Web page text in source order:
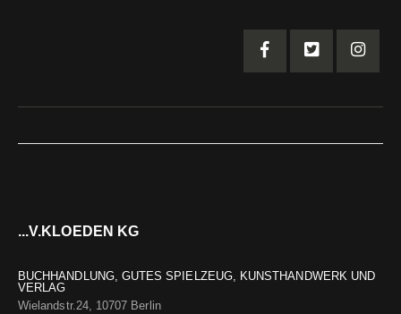
...V.KLOEDEN KG
BUCHHANDLUNG, GUTES SPIELZEUG, KUNSTHANDWERK UND
VERLAG
Wielandstr.24, 10707 Berlin